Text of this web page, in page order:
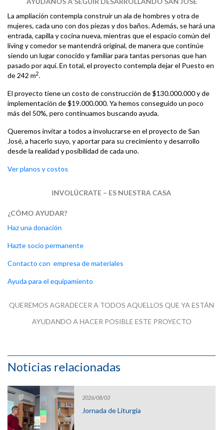
La ampliación contempla construir un ala de hombres y otra de
mujeres, cada uno con dos piezas y dos baños. Además, se hará una
entrada, capilla y cocina nueva, mientras que el espacio común del
living y comedor se mantendrá original, de manera que continúe
siendo un lugar conocido y familiar para tantas personas que han
pasado por aquí. En total, el proyecto contempla dejar el Puesto en
de 242 m2.
El proyecto tiene un costo de construcción de $130.000.000 y de
implementación de $19.000.000. Ya hemos conseguido un poco
más del 50%, pero continuamos buscando ayuda.
Queremos invitar a todos a involucrarse en el proyecto de San
José, a hacerlo suyo, y aportar para su crecimiento y desarrollo
desde la realidad y posibilidad de cada uno.
Ver planos y costos
INVOLÚCRATE – ES NUESTRA CASA
¿CÓMO AYUDAR?
Haz una donación
Hazte socio permanente
Contacto con empresa de materiales
Ayuda para el equipamiento
QUEREMOS AGRADECER A TODOS AQUELLOS QUE YA ESTÁN
AYUDANDO A HACER POSIBLE ESTE PROYECTO
Noticias relacionadas
2026/08/03
Jornada de Liturgia